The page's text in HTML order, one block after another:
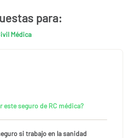
para:
Médica
este seguro de RC médica?
si trabajo en la sanidad